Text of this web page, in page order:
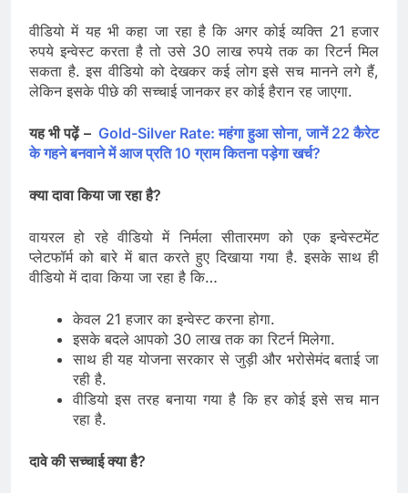
वीडियो में यह भी कहा जा रहा है कि अगर कोई व्यक्ति 21 हजार
रुपये इन्वेस्ट करता है तो उसे 30 लाख रुपये तक का रिटर्न मिल
सकता है. इस वीडियो को देखकर कई लोग इसे सच मानने लगे हैं,
लेकिन इसके पीछे की सच्चाई जानकर हर कोई हैरान रह जाएगा.
यह भी पढ़ें – Gold-Silver Rate: महंगा हुआ सोना, जानें 22 कैरेट
के गहने बनवाने में आज प्रति 10 ग्राम कितना पड़ेगा खर्च?
क्या दावा किया जा रहा है?
वायरल हो रहे वीडियो में निर्मला सीतारमण को एक इन्वेस्टमेंट
प्लेटफॉर्म को बारे में बात करते हुए दिखाया गया है. इसके साथ ही
वीडियो में दावा किया जा रहा है कि…
केवल 21 हजार का इन्वेस्ट करना होगा.
इसके बदले आपको 30 लाख तक का रिटर्न मिलेगा.
साथ ही यह योजना सरकार से जुड़ी और भरोसेमंद बताई जा
रही है.
वीडियो इस तरह बनाया गया है कि हर कोई इसे सच मान
रहा है.
दावे की सच्चाई क्या है?